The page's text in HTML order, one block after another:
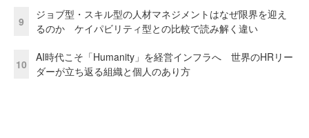
9
ジョブ型・スキル型の人材マネジメントはなぜ限界を迎え
るのか ケイパビリティ型との比較で読み解く違い
10
AI時代こそ「Humanity」を経営インフラへ 世界のHRリー
ダーが立ち返る組織と個人のあり方